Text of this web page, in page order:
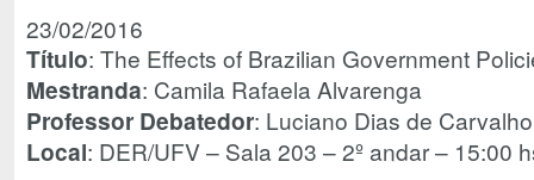
23/02/2016
Título: The Effects of Brazilian Government
Mestranda: Camila Rafaela Alvarenga
Professor Debatedor: Luciano Dias de
Local: DER/UFV – Sala 203 – 2º andar – 15:00